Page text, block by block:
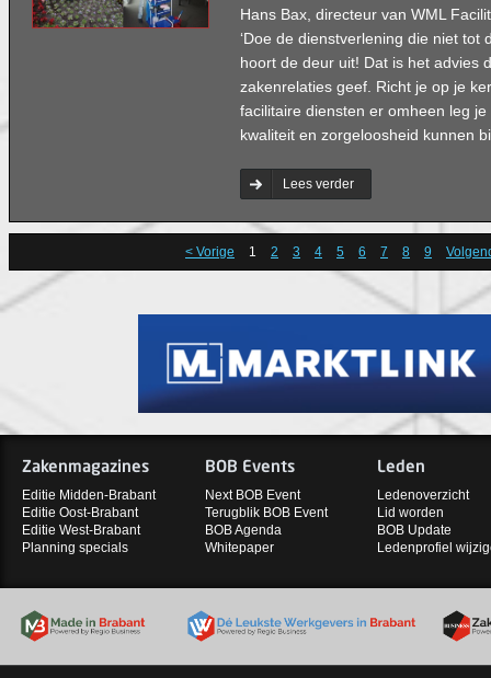
Hans Bax, directeur van WML
‘Doe de dienstverlening die niet tot
hoort de deur uit! Dat is het advies
zakenrelaties geef. Richt je op je
facilitaire diensten er omheen leg
kwaliteit en zorgeloosheid kunnen
Lees verder
< Vorige 1 2 3 4 5 6 7 8 9
Zakenmagazines
Editie Midden-Brabant
Editie Oost-Brabant
Editie West-Brabant
Planning specials
BOB Events
Next BOB Event
Terugblik BOB Event
BOB Agenda
Whitepaper
Leden
Ledenoverzicht
Lid worden
BOB Update
Ledenprofiel